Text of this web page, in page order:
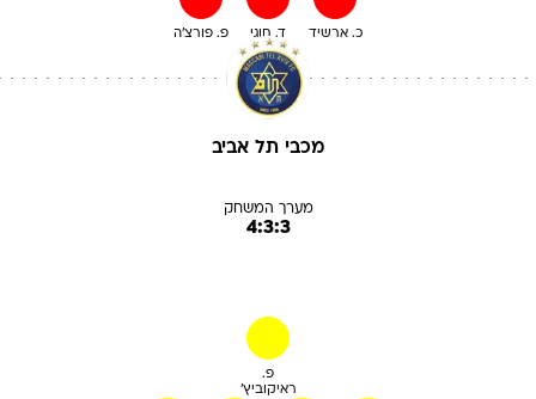
פ. פורצ'ה ד. חוגי כ. ארשיד
מכבי תל אביב
מערך המשחק
4:3:3
פ.
ראיקוביץ'